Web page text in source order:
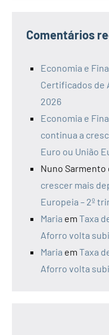
Comentários
Economia e
Certificados de
2026
Economia e
continua a
Euro ou União
Nuno Sarmento
crescer mais
Europeia – 2º
Maria em Taxa
Aforro volta
Maria em Taxa
Aforro volta